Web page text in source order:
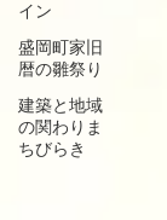
イン
盛岡町家旧
暦の雛祭り
建築と地域
の関わりま
ちびらき